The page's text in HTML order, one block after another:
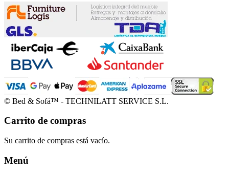
© Bed & Sofá™ - TECHNILATT SERVICE S.L.
Carrito de compras
Su carrito de compras está vacío.
Menú